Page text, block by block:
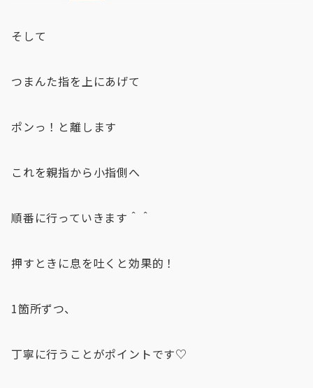
そして
つまんた指を上にあげて
ポンっ！と離します
これを親指から小指側へ
順番に行っていきます＾＾
押すときに息を吐くと効果的！
1箇所ずつ、
丁寧に行うことがポイントです♡